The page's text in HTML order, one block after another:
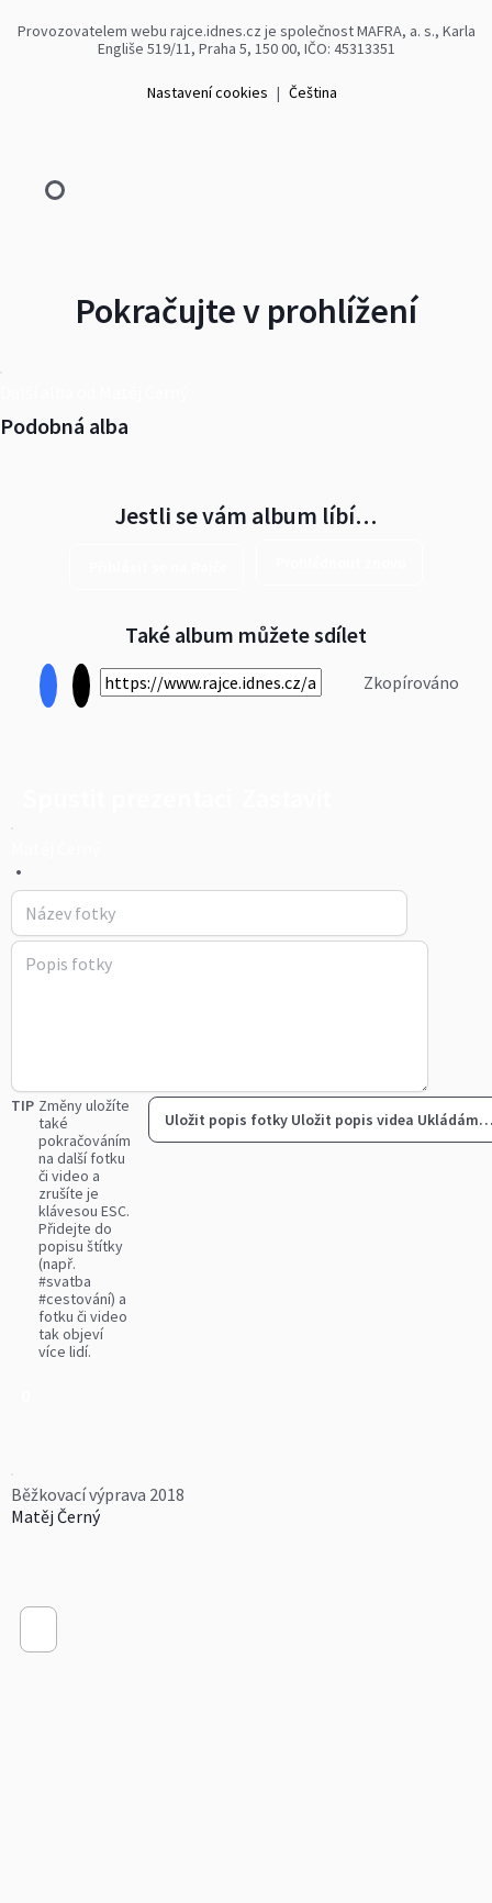
Provozovatelem webu rajce.idnes.cz je společnost MAFRA, a. s., Karla
Engliše 519/11, Praha 5, 150 00, IČO: 45313351
Nastavení cookies | Čeština
Pokračujte v prohlížení
Podobná alba
Jestli se vám album líbí…
Také album můžete sdílet
Zkopírováno
•
TIP Změny uložíte
také
pokračováním
na další fotku
či video a
zrušíte je
klávesou ESC.
Přidejte do
popisu štítky
(např.
#svatba
#cestování) a
fotku či video
tak objeví
více lidí.
Uložit popis fotky Uložit popis videa
Běžkovací výprava 2018
Matěj Černý